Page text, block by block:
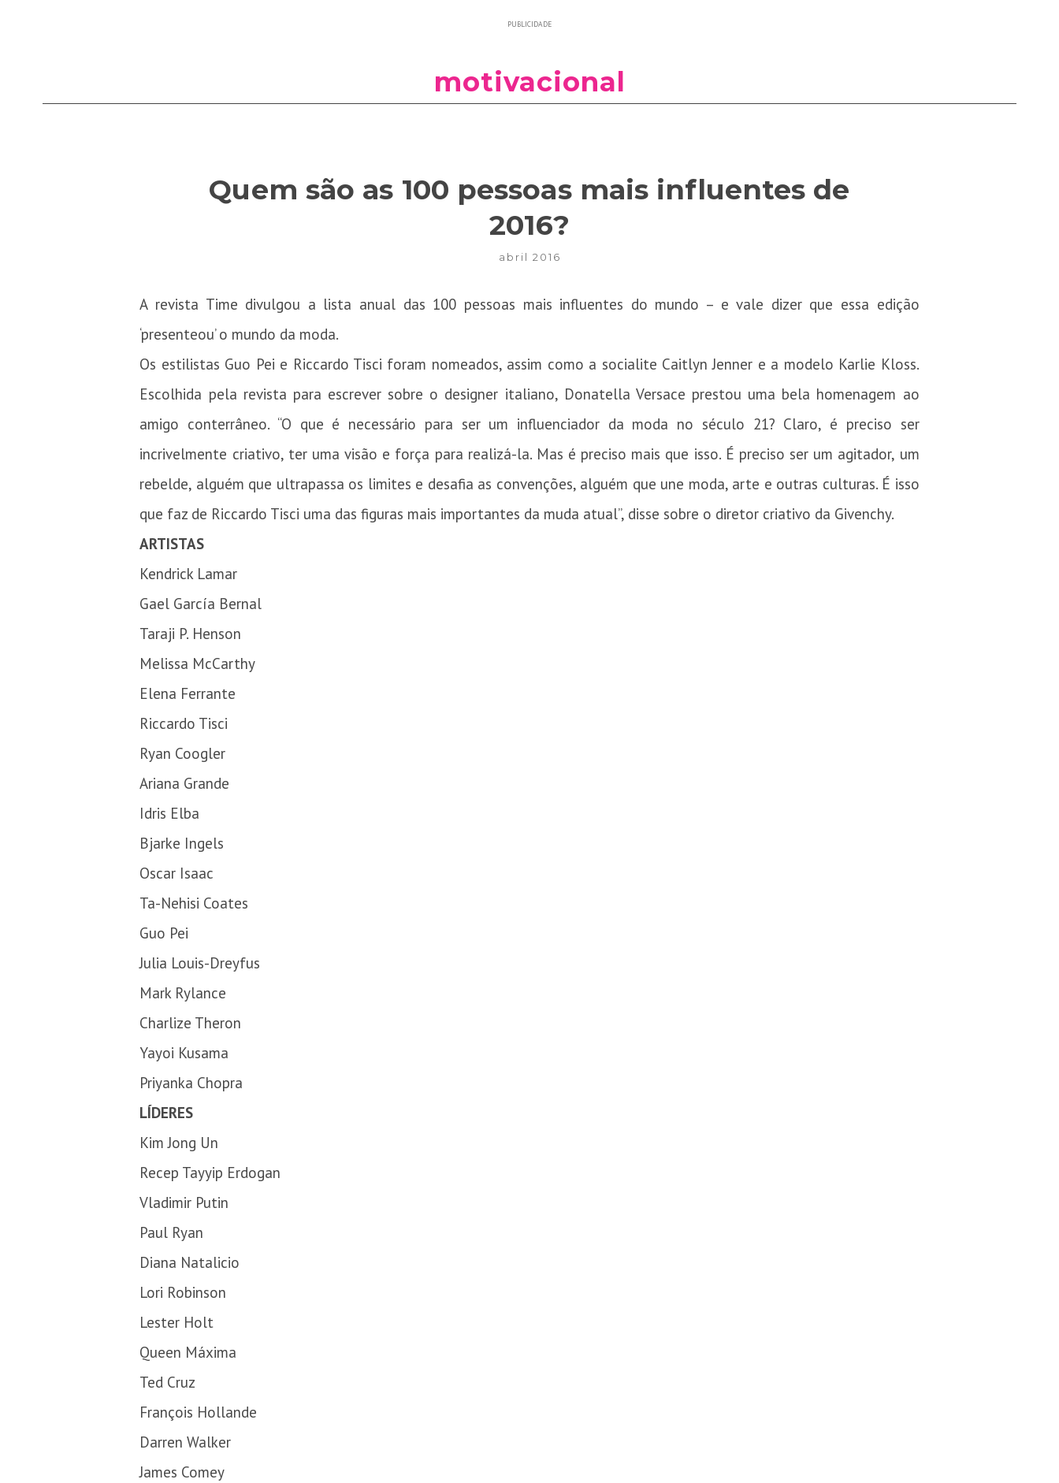
PUBLICIDADE
motivacional
Quem são as 100 pessoas mais influentes de
2016?
abril 2016
A revista Time divulgou a lista anual das 100 pessoas mais influentes do mundo – e vale dizer que essa edição
‘presenteou’ o mundo da moda.
Os estilistas Guo Pei e Riccardo Tisci foram nomeados, assim como a socialite Caitlyn Jenner e a modelo Karlie Kloss.
Escolhida pela revista para escrever sobre o designer italiano, Donatella Versace prestou uma bela homenagem ao
amigo conterrâneo. “O que é necessário para ser um influenciador da moda no século 21? Claro, é preciso ser
incrivelmente criativo, ter uma visão e força para realizá-la. Mas é preciso mais que isso. É preciso ser um agitador, um
rebelde, alguém que ultrapassa os limites e desafia as convenções, alguém que une moda, arte e outras culturas. É isso
que faz de Riccardo Tisci uma das figuras mais importantes da muda atual”, disse sobre o diretor criativo da Givenchy.
ARTISTAS
Kendrick Lamar
Gael García Bernal
Taraji P. Henson
Melissa McCarthy
Elena Ferrante
Riccardo Tisci
Ryan Coogler
Ariana Grande
Idris Elba
Bjarke Ingels
Oscar Isaac
Ta-Nehisi Coates
Guo Pei
Julia Louis-Dreyfus
Mark Rylance
Charlize Theron
Yayoi Kusama
Priyanka Chopra
LÍDERES
Kim Jong Un
Recep Tayyip Erdogan
Vladimir Putin
Paul Ryan
Diana Natalicio
Lori Robinson
Lester Holt
Queen Máxima
Ted Cruz
François Hollande
Darren Walker
James Comey